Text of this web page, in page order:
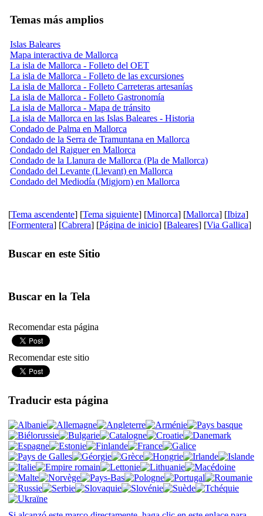
Temas más amplios
Islas Baleares
Mapa interactiva de Mallorca
La isla de Mallorca - Folleto del OET
La isla de Mallorca - Folleto de las excursiones
La isla de Mallorca - Folleto Carreteras artesanías
La isla de Mallorca - Folleto Gastronomía
La isla de Mallorca - Mapa de tránsito
La isla de Mallorca en las Islas Baleares - Historia
Condado de Palma en Mallorca
Condado de la Serra de Tramuntana en Mallorca
Condado del Raiguer en Mallorca
Condado de la Llanura de Mallorca (Pla de Mallorca)
Condado del Levante (Llevant) en Mallorca
Condado del Mediodía (Migjorn) en Mallorca
[Tema ascendente] [Tema siguiente] [Minorca] [Mallorca] [Ibiza]
[Formentera] [Cabrera] [Página de inicio] [Baleares] [Via Gallica]
Buscar en este Sitio
Buscar en la Tela
Recomendar esta página
Recomendar este sitio
Traducir esta página